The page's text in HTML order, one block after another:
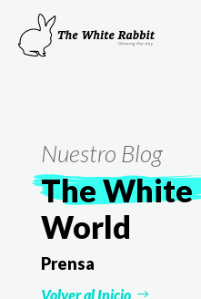
Nuestro Blog
The White
World
Prensa
Volver al Inicio